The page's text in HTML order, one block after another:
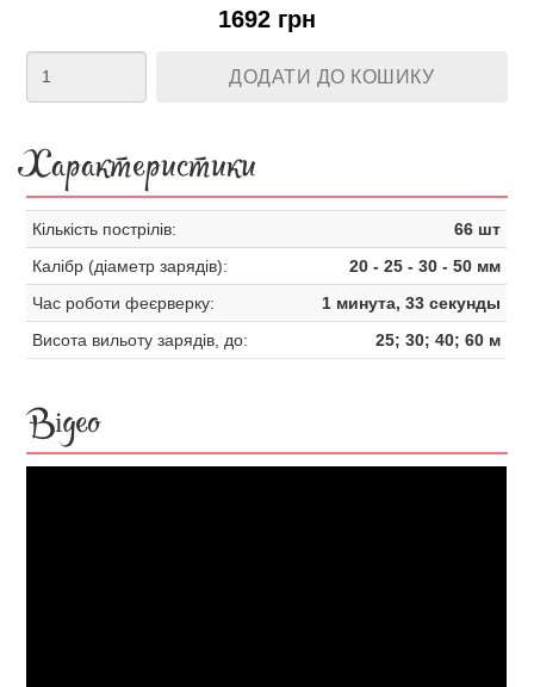
1692 грн
ДОДАТИ ДО КОШИКУ
Характеристики
Кількість пострілів:
66 шт
Калібр (діаметр зарядів):
20 - 25 - 30 - 50 мм
Час роботи феєрверку:
1 минута, 33 секунды
Висота вильоту зарядів, до:
25; 30; 40; 60 м
Відео